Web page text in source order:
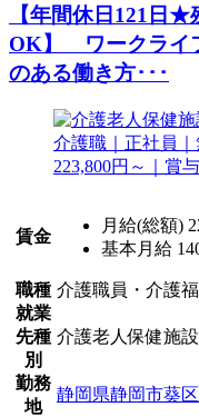
【年間休日121日
OK】 ワークライ
のある働き方･･･
賃金
月給(総額)
基本月給
職種 介護職員・介護
就業
先種
別
介護老人保健施設
勤務
地
静岡県静岡市葵